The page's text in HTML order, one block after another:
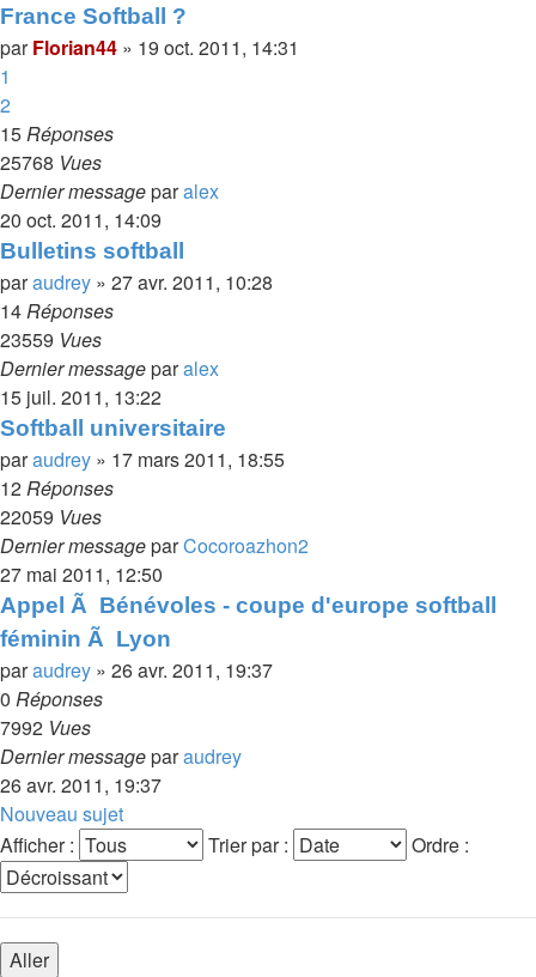
France Softball ?
parFlorian44 » 19 oct. 2011, 14:31
1
2
15Réponses
25768 Vues
Dernier messageparalex
20 oct. 2011, 14:09
Bulletins softball
paraudrey » 27 avr. 2011, 10:28
14Réponses
23559 Vues
Dernier messageparalex
15 juil. 2011, 13:22
Softball universitaire
paraudrey » 17 mars 2011, 18:55
12Réponses
22059 Vues
Dernier messageparCocoroazhon2
27 mai 2011, 12:50
Appel Ã Bénévoles - coupe d'europe softball
féminin Ã Lyon
paraudrey » 26 avr. 2011, 19:37
0 Réponses
7992 Vues
Dernier messageparaudrey
26 avr. 2011, 19:37
Nouveau sujet
Afficher :
Trier par : Ordre :